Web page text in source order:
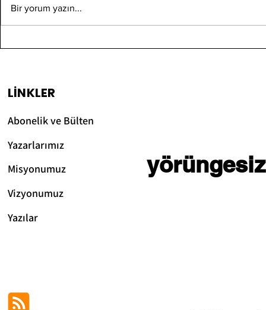
DNA İzolasyonu Nedir?
Bir yorum yazın...
LİNKLER
Abonelik ve Bülten
Yazarlarımız
Misyonumuz
Vizyonumuz
Yazılar